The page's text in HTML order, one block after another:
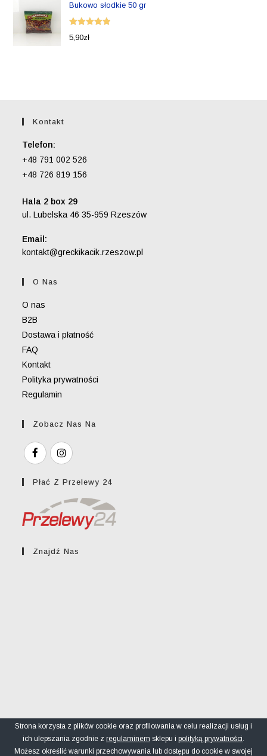
Bukowo słodkie 50 gr
Oceniono
5,90zł
Kontakt
Telefon:
+48 791 002 526
+48 726 819 156
Hala 2 box 29
ul. Lubelska 46 35-959 Rzeszów
Email:
kontakt@greckikacik.rzeszow.pl
O Nas
O nas
B2B
Dostawa i płatność
FAQ
Kontakt
Polityka prywatności
Regulamin
Zobacz Nas Na
Płać Z Przelewy 24
Znajdź Nas
Regulamin sklepu Polityka prywatności FAQ
Strona korzysta z plików cookie oraz profilowania w celu realizacji usług i
ich ulepszania zgodnie z regulaminem sklepu i polityką prywatności.
Możesz określić warunki przechowywania lub dostępu do cookie w swojej